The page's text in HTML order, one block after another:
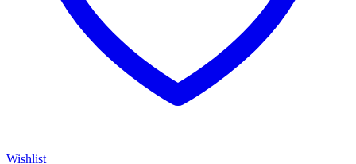
Wishlist